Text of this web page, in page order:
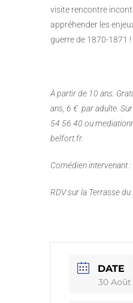
visite rencontre
appréhender les
guerre de 1870-1871 !
À partir de 10 ans.
ans, 6 € par adulte.
54 56 40 ou
belfort.fr.
Comédien intervenant
RDV sur la Terrasse
DATE
30 Août